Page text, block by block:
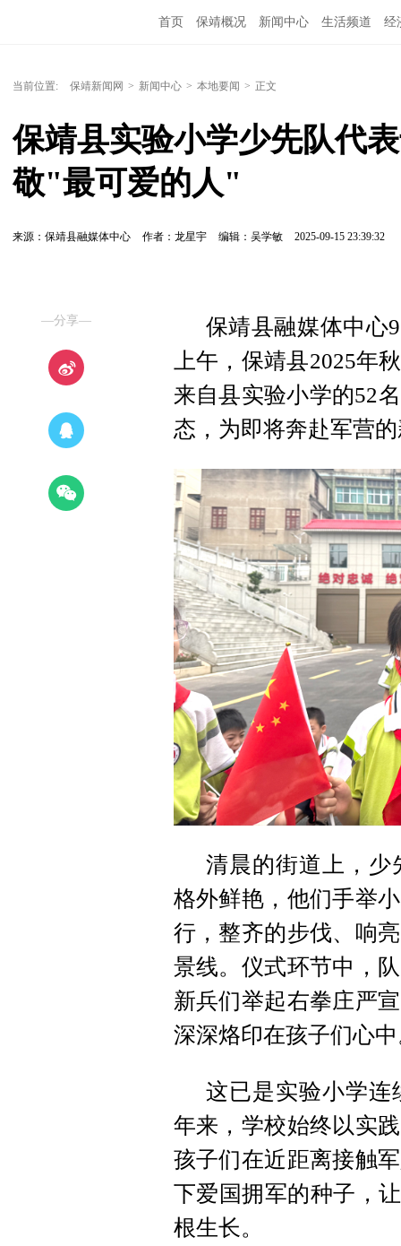
首页 保靖概况 新闻中心 生活频道 经
当前位置: 保靖新闻网 > 新闻中心 > 本地要闻 > 正文
保靖县实验小学少先队代
敬"最可爱的人"
来源：保靖县融媒体中心 作者：龙星宇 编辑：吴学敏 2025-09-15 23:39:32
—分享—
保靖县融媒体中心
上午，保靖县2025年
来自县实验小学的52
态，为即将奔赴军营
清晨的街道上，少
格外鲜艳，他们手举
行，整齐的步伐、响
景线。仪式环节中，
新兵们举起右拳庄严
深深烙印在孩子们心
这已是实验小学连
年来，学校始终以实
孩子们在近距离接触
下爱国拥军的种子，
根生长。